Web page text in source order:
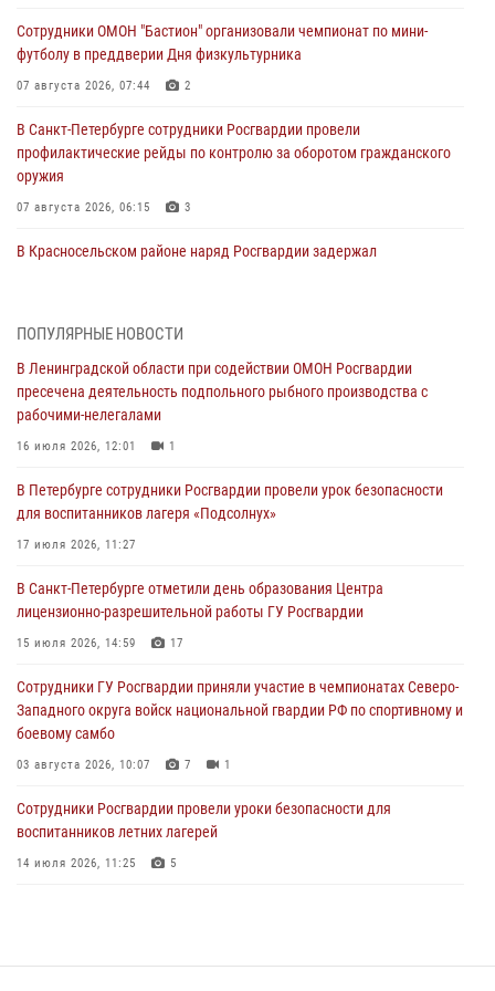
Сотрудники ОМОН "Бастион" организовали чемпионат по мини-
футболу в преддверии Дня физкультурника
07 августа 2026, 07:44 2
В Санкт-Петербурге сотрудники Росгвардии провели
профилактические рейды по контролю за оборотом гражданского
оружия
07 августа 2026, 06:15 3
В Красносельском районе наряд Росгвардии задержал
06 августа 2026, 13:39 1
В Центральном районе росгвардейцы оперативно задержали
хулигана, стрелявшего из пускового устройства рядом с жилыми
домами
06 августа 2026, 11:36
Сотрудники и военнослужащие Росгвардии обеспечили
правопорядок при проведении матча "Зенит" - "Балтика"
06 августа 2026, 07:30
В Выборгском районе наряд Росгвардии обнаружил
разыскиваемый преступный автотранспорт
05 августа 2026, 12:25 2
Петербургские росгвардейцы обнаружили объявленный в розыск
автомобиль, ранее использовавшийся при совершении кражи в
Ленобласти
04 августа 2026, 14:05
ПОПУЛЯРНЫЕ НОВОСТИ
В Ленинградской области при содействии ОМОН Росгвардии
пресечена деятельность подпольного рыбного производства с
рабочими-нелегалами
16 июля 2026, 12:01 1
В Петербурге сотрудники Росгвардии провели урок безопасности
для воспитанников лагеря «Подсолнух»
17 июля 2026, 11:27
В Санкт-Петербурге отметили день образования Центра
лицензионно-разрешительной работы ГУ Росгвардии
15 июля 2026, 14:59 17
Сотрудники ГУ Росгвардии приняли участие в чемпионатах Северо-
Западного округа войск национальной гвардии РФ по спортивному и
боевому самбо
03 августа 2026, 10:07 7 1
Сотрудники Росгвардии провели уроки безопасности для
воспитанников летних лагерей
14 июля 2026, 11:25 5